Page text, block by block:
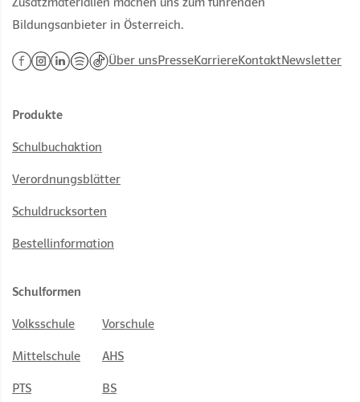
Bildungsanbieter in Österreich.
Über unsPresseKarriereKontaktNewsletter
Produkte
Schulbuchaktion
Verordnungsblätter
Schuldrucksorten
Bestellinformation
Schulformen
Volksschule Vorschule
Mittelschule AHS
PTS BS